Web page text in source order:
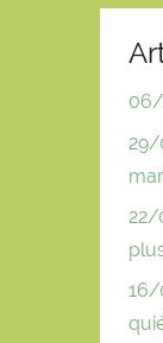
06/
29/
22/
16/